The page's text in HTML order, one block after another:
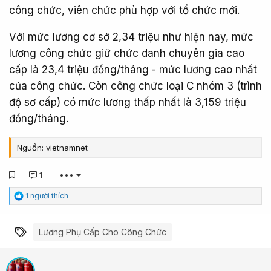
công chức, viên chức phù hợp với tổ chức mới.
Với mức lương cơ sở 2,34 triệu như hiện nay, mức
lương công chức giữ chức danh chuyên gia cao
cấp là 23,4 triệu đồng/tháng - mức lương cao nhất
của công chức. Còn công chức loại C nhóm 3 (trình
độ sơ cấp) có mức lương thấp nhất là 3,159 triệu
đồng/tháng.
Nguồn: vietnamnet
1 •••
C
ả
ú
1 người thích
Từ khóa
Lương Phụ Cấp Cho Công Chức